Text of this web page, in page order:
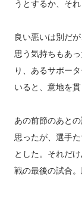
うとするか、そ
良い悪いは別だ
思う気持ちもあ
り、あるサポー
いると、意地を
あの前節のあと
思ったが、選手
とした。それだ
戦の最後の試合